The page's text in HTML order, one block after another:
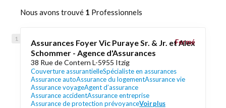
Nous avons trouvé 1 Professionnels
Assurances Foyer Vic Puraye Sr. & Jr. et Alex
Schommer - Agence d'Assurances
38 Rue de Contern L-5955 Itzig
Couverture assurantielleSpécialiste en assurances
Assurance autoAssurance du logementAssurance vie
Assurance voyageAgent d’assurance
Assurance accidentAssurance entreprise
Assurance de protection prévoyanceVoir plus
Fermé